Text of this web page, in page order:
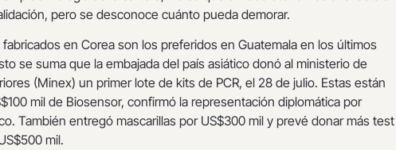
pero se desconoce cuánto pueda demorar.
en Corea son los preferidos en Guatemala en los últimos
se suma que la embajada del país asiático donó al ministerio de
(Minex) un primer lote de kits de PCR, el 28 de julio. Estas están
mil de Biosensor, confirmó la representación diplomática por
También entregó mascarillas por US$300 mil y prevé donar más test
mil.